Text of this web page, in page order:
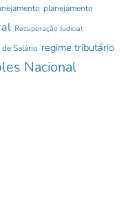
planejamento
Recuperação Judicial
Salário regime tributário
Nacional